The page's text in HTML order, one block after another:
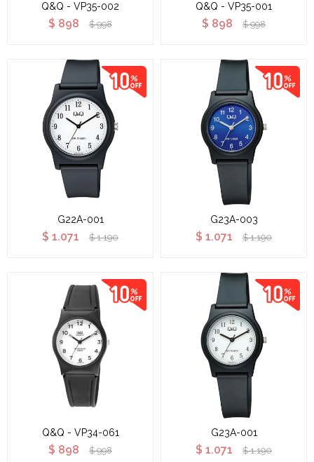
Q&Q - VP35-002
$ 898 $ 998
Q&Q - VP35-001
$ 898 $ 998
G22A-001
$ 1.071 $ 1.190
G23A-003
$ 1.071 $ 1.190
Q&Q - VP34-061
$ 898 $ 998
G23A-001
$ 1.071 $ 1.190